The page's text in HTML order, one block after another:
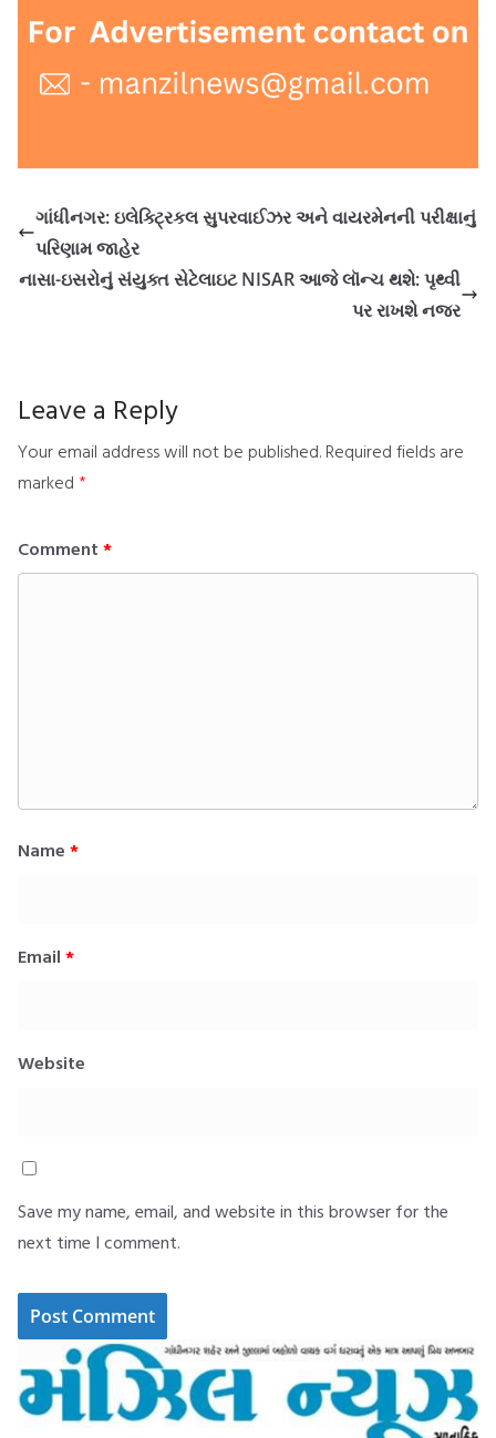
ગાંધીનગર: ઇલેક્ટ્રિકલ સુપરવાઈઝર અને વાયરમેનની પરીક્ષાનું
પરિણામ જાહેર
નાસા-ઇસરોનું સંયુક્ત સેટેલાઇટ NISAR આજે લૉન્ચ થશે: પૃથ્વી
પર રાખશે નજર
Leave a Reply
Your email address will not be published. Required fields are
marked *
Comment *
Name *
Email *
Website
Save my name, email, and website in this browser for the
next time I comment.